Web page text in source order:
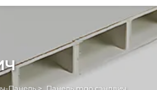
Панель > Панель mgo сэндвич